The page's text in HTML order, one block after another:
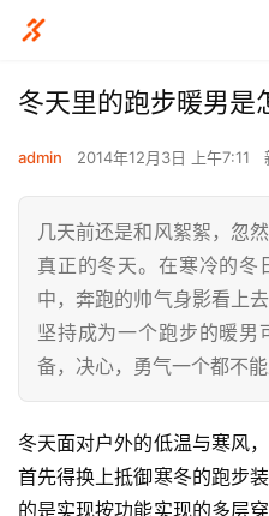
冬天里的跑步暖男是
admin 2014年12月3日 上午7:11
几天前还是和风絮絮，忽
真正的冬天。在寒冷的冬
中，奔跑的帅气身影看上
坚持成为一个跑步的暖男
备，决心，勇气一个都不
冬天面对户外的低温与寒风
首先得换上抵御寒冬的跑步
的是实现按功能实现的多层